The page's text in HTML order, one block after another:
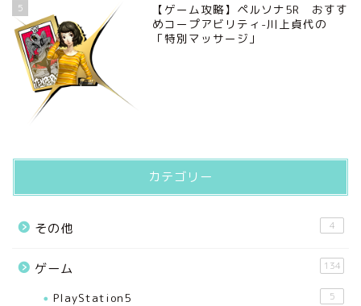
5
【ゲーム攻略】ペルソナ5R おすす
めコープアビリティ-川上貞代の
「特別マッサージ」
カテゴリー
その他 4
ゲーム 134
PlayStation5 5